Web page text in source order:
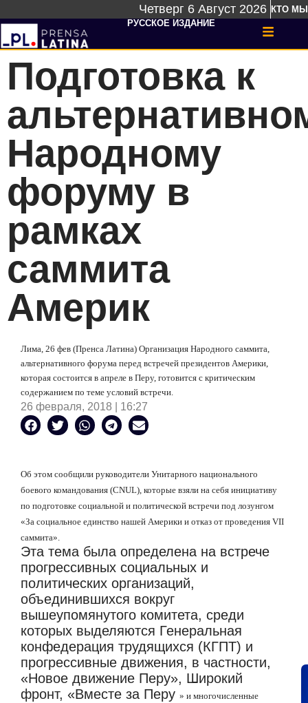
Четверг 6 Август 2026 КТО МЫ
РУССКОЕ ИЗДАНИЕ
Подготовка к
Народному
форуму в
рамках
саммита
Америк
Лима, 26 фев (Пренса Латина) Организация Народного саммита,
альтернативного форума перед встречей президентов Америки,
которая состоится в апреле в Перу, готовится с критическим
содержанием по теме условий встречи.
26 февраля, 2018 | 16:27
Об этом сообщили руководители Унитарного национального
боевого командования (CNUL), которые взяли на себя инициативу
по подготовке социальной и политической встречи под лозунгом
«За социальное единство нашей Америки и отказ от проведения VII
саммита».
Эта тема была определена на встрече
прогрессивных социальных и
политических организаций,
объединившихся вокруг
вышеупомянутого комитета, среди
которых выделяются Генеральная
конфедерация трудящихся (КГПТ) и
прогрессивные движения, в частности,
«Новое движение Перу», Широкий
фронт, «Вместе за Перу » и многочисленные